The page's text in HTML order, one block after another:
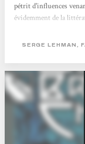
pétrit d'influences
évidemment de la
présente comme une
librairies dans un flash
SERGE LEHMAN,